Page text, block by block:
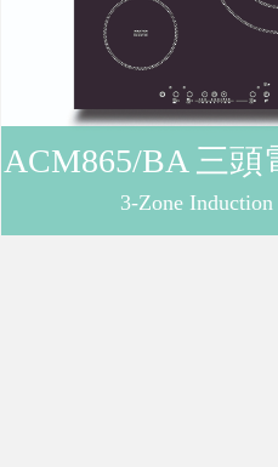
入
/
ACM865/BA 三頭
3-Zone